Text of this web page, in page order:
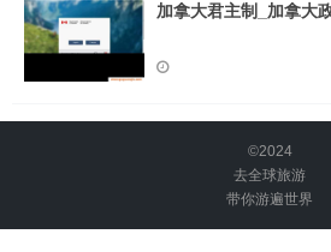
加拿大君主制_加拿大
©2024
去全球旅游
带你游遍世界